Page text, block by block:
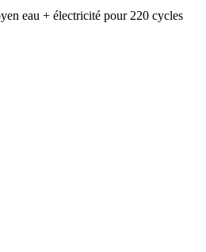
eau + électricité pour 220 cycles